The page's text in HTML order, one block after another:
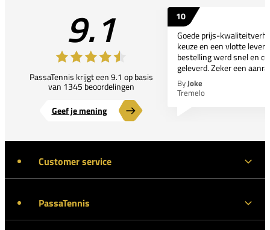
9.1
PassaTennis krijgt een 9.1 op basis
van 1345 beoordelingen
Geef je mening
10
Goede prijs-
keuze en een vlotte
bestelling werd snel en
geleverd. Zeker een
ByJoke
Tremelo
Customer service
PassaTennis